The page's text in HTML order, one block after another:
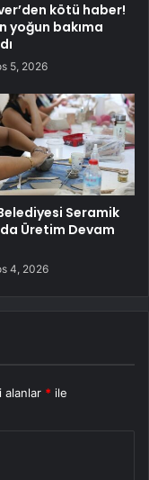
kötü haber!
yoğun bakıma
5, 2026
Seramik
Üretim Devam
4, 2026
alanlar * ile